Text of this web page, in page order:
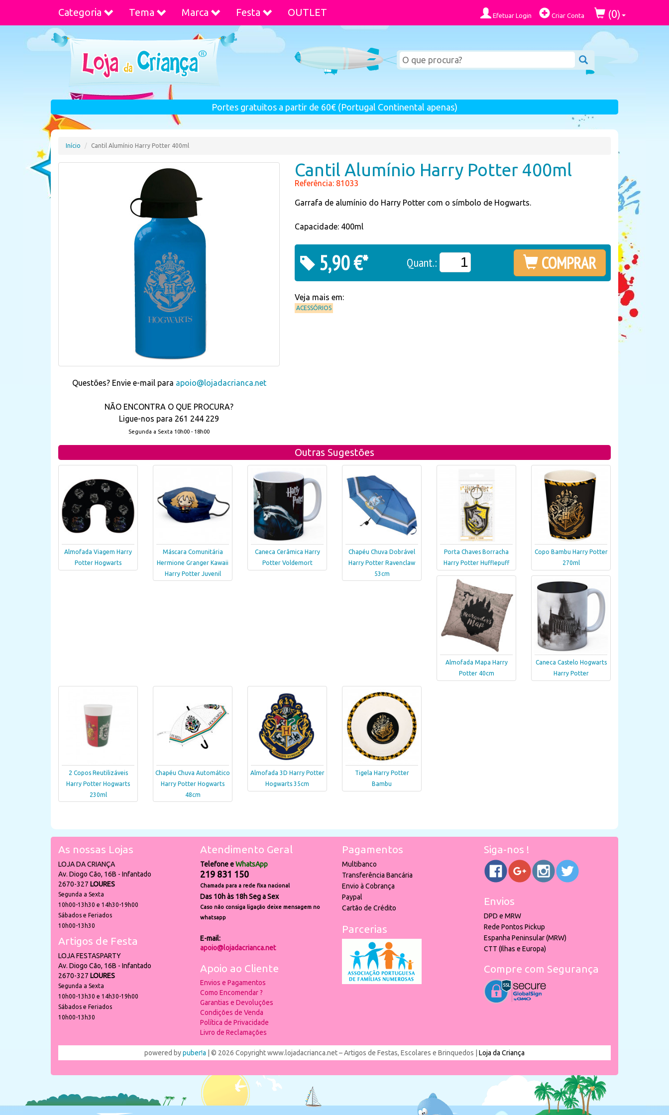
Categoria Tema Marca Festa OUTLET Efetuar Login Criar Conta (0)
Portes gratuitos a partir de 60€ (Portugal Continental apenas)
Início Cantil Alumínio Harry Potter 400ml
Questões? Envie e-mail para apoio@lojadacrianca.net
NÃO ENCONTRA O QUE PROCURA?
Ligue-nos para 261 244 229
Segunda a Sexta 10h00 - 18h00
Cantil Alumínio Harry Potter 400ml
Referência: 81033
Garrafa de alumínio do Harry Potter com o símbolo de Hogwarts.
Capacidade: 400ml
5,90 €* Quant.: COMPRAR
Veja mais em:
ACESSÓRIOS
Outras Sugestões
Almofada Viagem Harry
Potter Hogwarts
Máscara Comunitária
Hermione Granger Kawaii
Harry Potter Juvenil
Caneca Cerâmica Harry
Potter Voldemort
Chapéu Chuva Dobrável
Harry Potter Ravenclaw
53cm
Porta Chaves Borracha
Harry Potter Hufflepuff
Copo Bambu Harry Potter
270ml
Almofada Mapa Harry
Potter 40cm
Caneca Castelo Hogwarts
Harry Potter
2 Copos Reutilizáveis
Harry Potter Hogwarts
230ml
Chapéu Chuva Automático
Harry Potter Hogwarts
48cm
Almofada 3D Harry Potter
Hogwarts 35cm
Tigela Harry Potter
Bambu
As nossas Lojas
LOJA DA CRIANÇA
Av. Diogo Cão, 16B - Infantado
2670-327 LOURES
Segunda a Sexta
10h00-13h30 e 14h30-19h00
Sábados e Feriados
10h00-13h30
Artigos de Festa
LOJA FESTASPARTY
Av. Diogo Cão, 16B - Infantado
2670-327 LOURES
Segunda a Sexta
10h00-13h30 e 14h30-19h00
Sábados e Feriados
10h00-13h30
Atendimento Geral
Telefone eWhatsApp
219 831 150
Chamada para a rede fixa nacional
Das 10h às 18h Seg a Sex
Caso não consiga ligação deixe mensagem no
whatsapp
E-mail:
apoio@lojadacrianca.net
Apoio ao Cliente
Envios e Pagamentos
Como Encomendar ?
Garantias e Devoluções
Condições de Venda
Política de Privacidade
Livro de Reclamações
Pagamentos
Multibanco
Transferência Bancária
Envio à Cobrança
Paypal
Cartão de Crédito
Parcerias
Siga-nos !
Envios
DPD e MRW
Rede Pontos Pickup
Espanha Peninsular (MRW)
CTT (Ilhas e Europa)
Compre com Segurança
powered bypuber!a | © 2026 Copyright www.lojadacrianca.net – Artigos de Festas, Escolares e Brinquedos | Loja da Criança